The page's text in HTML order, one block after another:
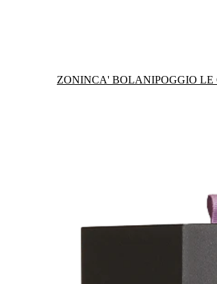
ZONINCA' BOLANIPOGGIO LE